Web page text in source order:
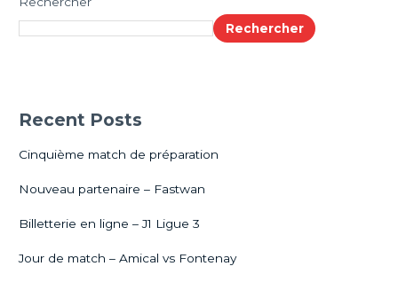
Rechercher
Recent Posts
Cinquième match de préparation
Nouveau partenaire – Fastwan
Billetterie en ligne – J1 Ligue 3
Jour de match – Amical vs Fontenay